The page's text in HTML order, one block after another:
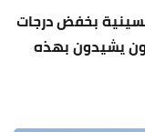
بخفض درجات
يشيدون بهذه